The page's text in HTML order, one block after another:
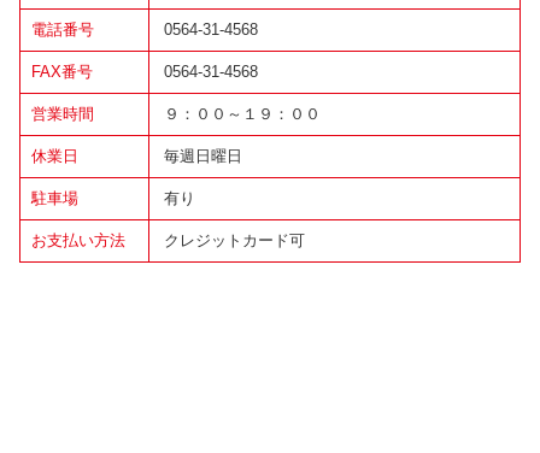
電話番号 0564-31-4568
FAX番号 0564-31-4568
営業時間 ９：００～１９：００
休業日 毎週日曜日
駐車場 有り
お支払い方法 クレジットカード可